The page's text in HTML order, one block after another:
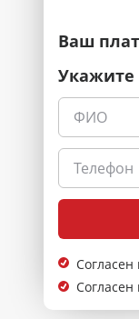
Ваш
Укажите
Согласен